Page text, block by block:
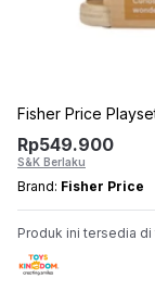
Fisher Price
Rp549.900
S&K Berlaku
Brand: Fisher Price
Produk ini tersedia di